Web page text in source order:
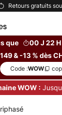
Retours gratuits
que
00 J 22
& -13 % dès
Code :WOW
WOW :